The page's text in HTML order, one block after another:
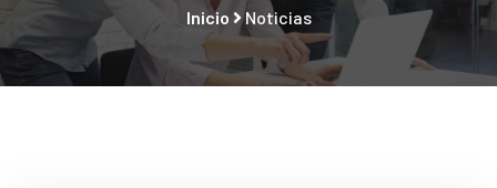
Inicio Noticias